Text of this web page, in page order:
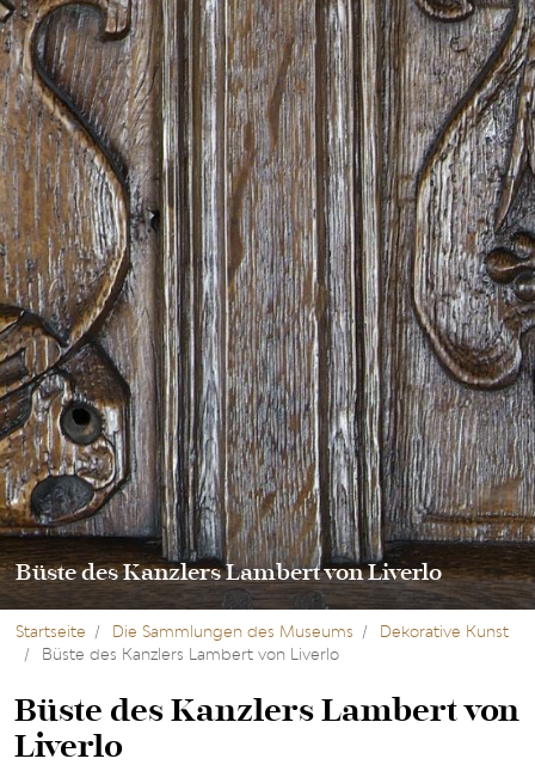
Büste des Kanzlers Lambert von Liverlo
Startseite Die Sammlungen des Museums
Dekorative Kunst
Büste des Kanzlers Lambert von Liverlo
Büste des Kanzlers Lambert von
Liverlo